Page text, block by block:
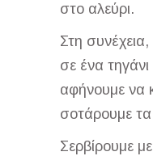
στο αλεύρι.
Στη
σε ένα
αφήνουμε να
σοτάρουμε τα
Σερβίρουμε